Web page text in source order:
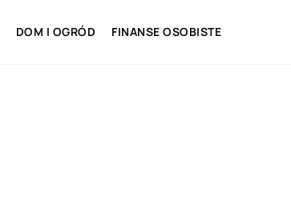
DOM I OGRÓD FINANSE OSOBISTE